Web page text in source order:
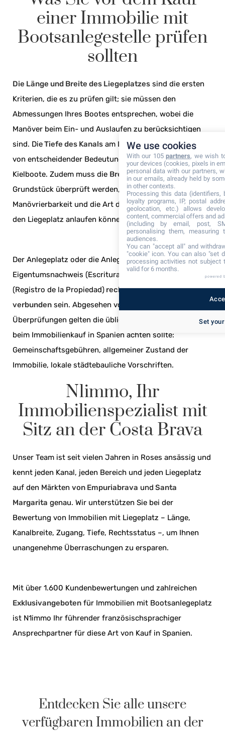
einer Immobilie mit
Bootsanlegestelle prüfen
sollten
Die Länge und Breite des Liegeplatzes sind die ersten
Kriterien, die es zu prüfen gilt; sie müssen den
Abmessungen Ihres Bootes entsprechen, wobei die
Manöver beim Ein- und Auslaufen zu berücksichtigen
sind. DieTiefe des Kanals am Liegeplatz ist ebenfalls
von entscheidender Bedeutung, insbesondere für
Kielboote. Zudem muss die Breite des Kanalsvor dem
Grundstück überprüft werden, da diese die
Manövrierbarkeit und die Art der Boote bestimmt, die
den Liegeplatz anlaufen können.
Der Anlegeplatz oder die Anlegestelle muss im
Eigentumsnachweis (Escritura) und im Grundbuch
(Registro de la Propiedad) rechtlich mit der Immobilie
verbunden sein. Abgesehen von diesen technischen
Überprüfungen gelten die üblichen Punkte, auf die man
beim Immobilienkauf in Spanien achten sollte:
Gemeinschaftsgebühren, allgemeiner Zustand der
Immobilie, lokale städtebauliche Vorschriften.
N1immo, Ihr
Immobilienspezialist mit
Sitz an der Costa Brava
Unser Team ist seit vielen Jahren in Roses ansässig und
kennt jeden Kanal, jeden Bereich und jeden Liegeplatz
auf den Märkten von Empuriabrava und Santa
Margarita genau. Wir unterstützen Sie bei der
Bewertung von Immobilien mit Liegeplatz – Länge,
Kanalbreite, Zugang, Tiefe, Rechtsstatus –, um Ihnen
unangenehme Überraschungen zu ersparen.
Mit über 1.600 Kundenbewertungen und zahlreichen
Exklusivangeboten für Immobilien mit Bootsanlegeplatz
ist N1immo Ihr führender französischsprachiger
Ansprechpartner für diese Art von Kauf in Spanien.
Entdecken Sie alle unsere
verfügbaren Immobilien an der
We use cookies
With our 105partners, we wish
your devices (cookies, pixels in
personal data with our partners,
in our emails, already held by
in other contexts.
Processing this data (identifiers,
loyalty programs, IP, postal
geolocation, etc.) allows
content, commercial offers and
(including by email, post,
personalising them, measuring
audiences.
You can "accept all" and
"cookie" icon. You can also "set
processing activities not subject
valid for 6 months.
powered
Set